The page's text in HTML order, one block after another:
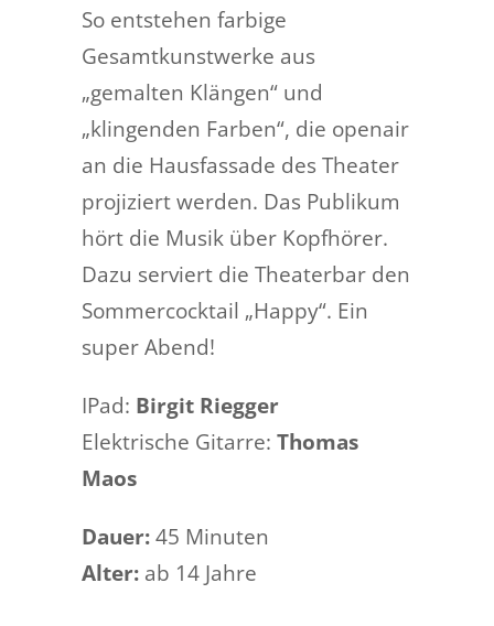
So entstehen farbige
Gesamtkunstwerke aus
„gemalten Klängen“ und
„klingenden Farben“, die openair
an die Hausfassade des Theater
projiziert werden. Das Publikum
hört die Musik über Kopfhörer.
Dazu serviert die Theaterbar den
Sommercocktail „Happy“. Ein
super Abend!
IPad: Birgit Riegger
Elektrische Gitarre: Thomas
Maos
Dauer: 45 Minuten
Alter: ab 14 Jahre